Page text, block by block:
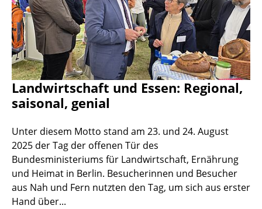
Landwirtschaft und Essen: Regional,
saisonal, genial
Unter diesem Motto stand am 23. und 24. August
2025 der Tag der offenen Tür des
Bundesministeriums für Landwirtschaft, Ernährung
und Heimat in Berlin. Besucherinnen und Besucher
aus Nah und Fern nutzten den Tag, um sich aus erster
Hand über...